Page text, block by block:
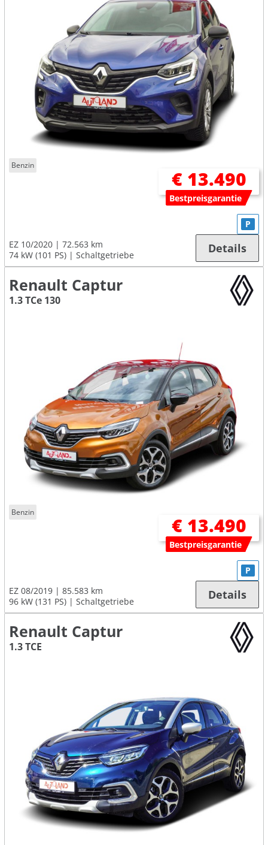
Benzin
€ 13.490
Bestpreisgarantie
EZ 10/2020
72.563 km
74 kW (101 PS)
Schaltgetriebe
P
Details
Renault Captur
1.3 TCe 130
Benzin
€ 13.490
Bestpreisgarantie
EZ 08/2019
85.583 km
96 kW (131 PS)
Schaltgetriebe
P
Details
Renault Captur
1.3 TCE